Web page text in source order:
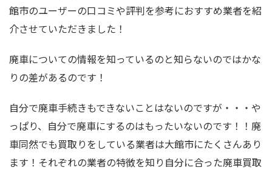
館市のユーザーの口コミや評判を参考におすすめ業者を紹
介させていただきました！
廃車についての情報を知っているのと知らないのではかな
りの差があるのです！
自分で廃車手続きもできないことはないのですが・・・や
っぱり、自分で廃車にするのはもったいないのです！！廃
車同然でも買取りをしている業者は大館市にたくさんあり
ます！それぞれの業者の特徴を知り自分に合った廃車買取